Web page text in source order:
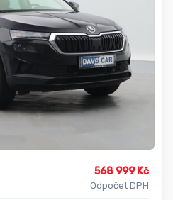
568 999 Kč
Odpočet DPH